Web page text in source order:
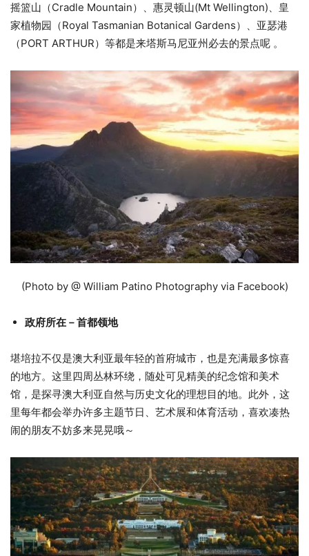
摇篮山（Cradle Mountain）、惠灵顿山(Mt Wellington)、皇
家植物园（Royal Tasmanian Botanical Gardens）、亚瑟港
（PORT ARTHUR）等都是来塔斯马尼亚州必去的景点呢 。
(Photo by @ William Patino Photography via Facebook)
政府所在－首都领地
堪培拉不仅是澳大利亚最年轻的首府城市，也是充满最多惊喜
的地方。这里四周丛林环绕，随处可见精美的纪念馆和美术
馆，是探寻澳大利亚自然与历史文化的理想目的地。此外，这
里每年都会举办许多主题节日、艺术展和体育活动，喜欢凑热
闹的朋友不妨多来晃晃哦～